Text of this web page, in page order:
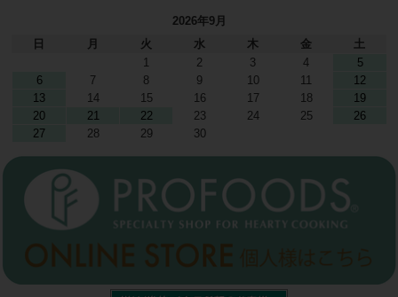
2026年9月
日
月 火 水 木 金
土
1
2 3 4
5
6
7 8 9 10 11
12
13
14 15 16 17 18
19
20
21 22 23 24 25
26
27
28 29 30